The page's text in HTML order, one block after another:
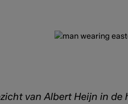
van Albert Heijn in